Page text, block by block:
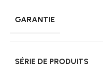
GARANTIE
SÉRIE DE PRODUITS